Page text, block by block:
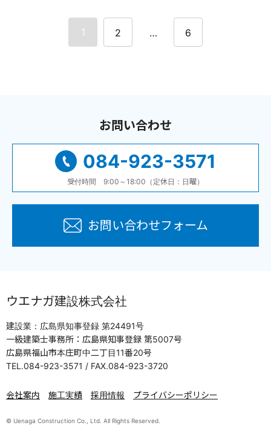
1 2 … 6
お問い合わせ
084-923-3571
受付時間 9:00～18:00（定休日：日曜）
お問い合わせフォーム
ウエナガ建設株式会社
建設業：広島県知事登録 第24491号
一級建築士事務所：広島県知事登録 第5007号
広島県福山市本庄町中二丁目11番20号
TEL.084-923-3571 / FAX.084-923-3720
会社案内 施工実績 採用情報 プライバシーポリシー
© Uenaga Construction Co., Ltd. All Rights Reserved.